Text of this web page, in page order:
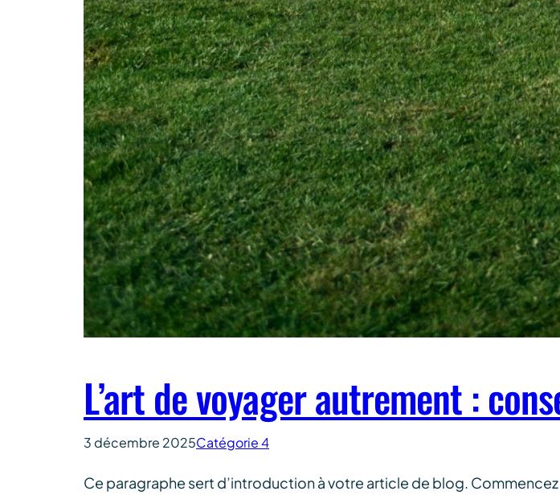
L’art de voyager autrement :
3 décembre 2025Catégorie 4
Ce paragraphe sert d’introduction à votre article de blog.